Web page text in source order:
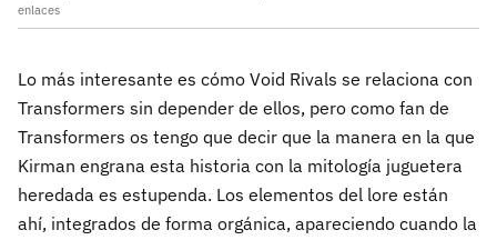
enlaces
Lo más interesante es cómo Void Rivals se relaciona con
Transformers sin depender de ellos, pero como fan de
Transformers os tengo que decir que la manera en la que
Kirman engrana esta historia con la mitología juguetera
heredada es estupenda. Los elementos del lore están
ahí, integrados de forma orgánica, apareciendo cuando la